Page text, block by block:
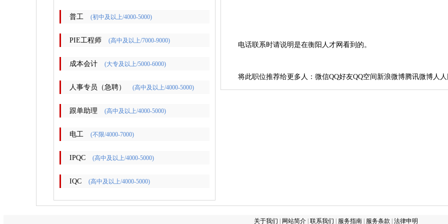
普工 (初中及以上/4000-5000)
PIE工程师 (高中及以上/7000-9000)
成本会计 (大专及以上/5000-6000)
人事专员（急聘） (高中及以上/4000-5000)
跟单助理 (高中及以上/4000-5000)
电工 (不限/4000-7000)
IPQC (高中及以上/4000-5000)
IQC (高中及以上/4000-5000)
电话联系时请说明是在衡阳人才网看到的。
将此职位推荐给更多人： 微信QQ好友QQ空间 新浪微博腾讯微博人
关于我们 网站简介 联系我们 服务指南 服务条款 法律申明